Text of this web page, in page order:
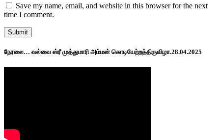
Save my name, email, and website in this browser for the next
time I comment.
நேரலை… வல்வை ஸ்ரீ முத்துமாரி அம்மன் கொடியேற்றத்திருவிழா.28.04.2025